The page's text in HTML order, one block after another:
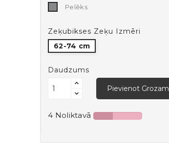
Pelēks
Pelēks
Zeķubikses Zeķu Izmēri
62-74 cm
Daudzums
Pievienot Grozam
4 Noliktavā